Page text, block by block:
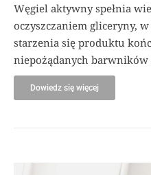
Węgiel aktywny spełnia
oczyszczaniem gliceryny,
starzenia się produktu
niepożądanych
Dowiedz się więcej